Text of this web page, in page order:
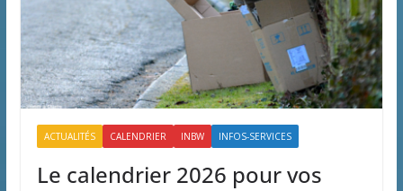
ACTUALITÉS CALENDRIER INBW INFOS-SERVICES
Le calendrier 2026 pour vos